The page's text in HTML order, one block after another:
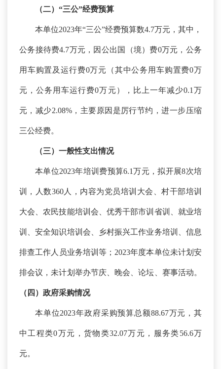
（二） “三公”经费预算
本单位2023年“三公”经费预算数4.7万元，其中，
公务接待费4.7万元，因公出国（境）费0万元，公务
用车购置及运行费0万元（其中公务用车购置费0万
元，公务用车运行费0万元），比上一年减少0.1万
元，减少2.08%，主要原因是厉行节约，进一步压缩
三公经费。
（三）一般性支出情况
本单位2023年培训费预算6.1万元，拟开展8次培
训，人数360人，内容为党员培训大会、村干部培训
大会、农民技能培训会、优秀干部市训省训、就业培
训、安全知识培训会、乡村振兴工作业务培训、信息
排查工作人员业务培训等；2023年度本单位未计划安
排会议，未计划举办节庆、晚会、论坛、赛事活动。
（四）政府采购情况
本单位2023年政府采购预算总额88.67万元，其
中工程类0万元，货物类32.07万元，服务类56.6万
元。